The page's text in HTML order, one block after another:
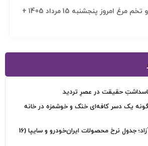
قیمت مرغ، ماهی و تخم مرغ امروز پنجشنبه 15 مرداد 1405 +
یک دسر کافه‌ای خنک و خوشمزه در خانه
قیمت خودرو در بازار آزاد؛ جدول نرخ محصولات ایران‌خودرو و سایپا (16